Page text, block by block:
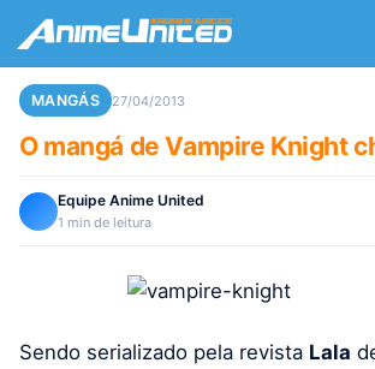
MANGÁS 27/04/2013
O mangá de Vampire Knight
Equipe Anime United
1 min de leitura
Sendo serializado pela revista Lala